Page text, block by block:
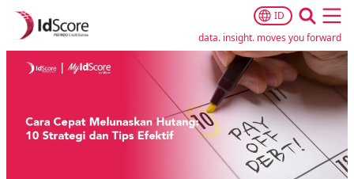
ID
data. insight. moves you forward